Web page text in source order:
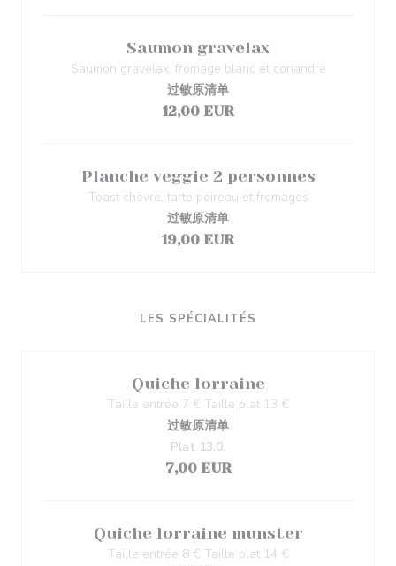
Saumon gravelax
Saumon gravelax, fromage blanc et coriandre
过敏原清单
12,00 EUR
Planche veggie 2 personnes
Toast chèvre, tarte poireau et fromages
过敏原清单
19,00 EUR
LES SPÉCIALITÉS
Quiche lorraine
Taille entrée 7 € Taille plat 13 €
过敏原清单
7,00 EUR
Plat 13.0.
Quiche lorraine munster
Taille entrée 8 € Taille plat 14 €